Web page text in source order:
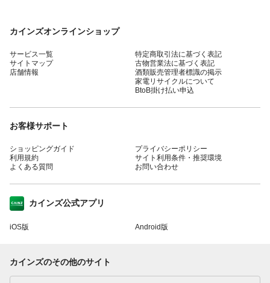
カインズオンラインショップ
サービス一覧
サイトマップ
店舗情報
特定商取引法に基づく表記
古物営業法に基づく表記
酒類販売管理者標識の掲示
家電リサイクルについて
BtoB掛け払い申込
お客様サポート
ショッピングガイド
利用規約
よくある質問
プライバシーポリシー
サイト利用条件・推奨環境
お問い合わせ
カインズ公式アプリ
iOS版 Android版
カインズのその他のサイト